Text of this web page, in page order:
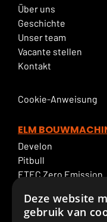
Über uns
Geschichte
Unser team
Vacante stellen
Kontakt
Cookie-Anweisung
ELM
Develon
Pitbull
ETEC Zero Emission
ELM Service
Deze website
gebruik van